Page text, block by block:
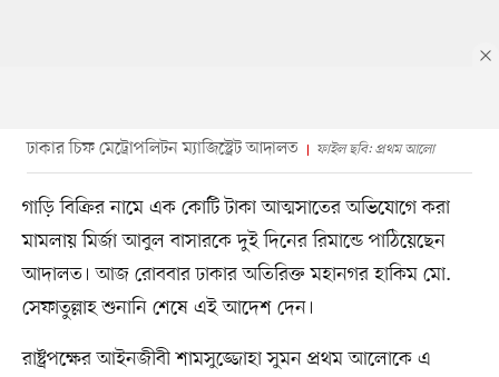
ঢাকার চিফ মেট্রোপলিটন ম্যাজিস্ট্রেট আদালত ফাইল ছবি: প্রথম আলো
গাড়ি বিক্রির নামে এক কোটি টাকা আত্মসাতের অভিযোগে করা
মামলায় মির্জা আবুল বাসারকে দুই দিনের রিমান্ডে পাঠিয়েছেন
আদালত। আজ রোববার ঢাকার অতিরিক্ত মহানগর হাকিম মো.
সেফাতুল্লাহ শুনানি শেষে এই আদেশ দেন।
রাষ্ট্রপক্ষের আইনজীবী শামসুজ্জোহা সুমন প্রথম আলোকে এ